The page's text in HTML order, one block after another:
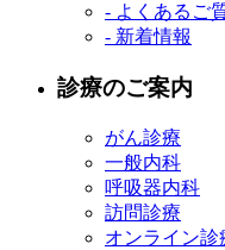
- よくあるご
- 新着情報
診療のご案内
がん診療
一般内科
呼吸器内科
訪問診療
オンライン診